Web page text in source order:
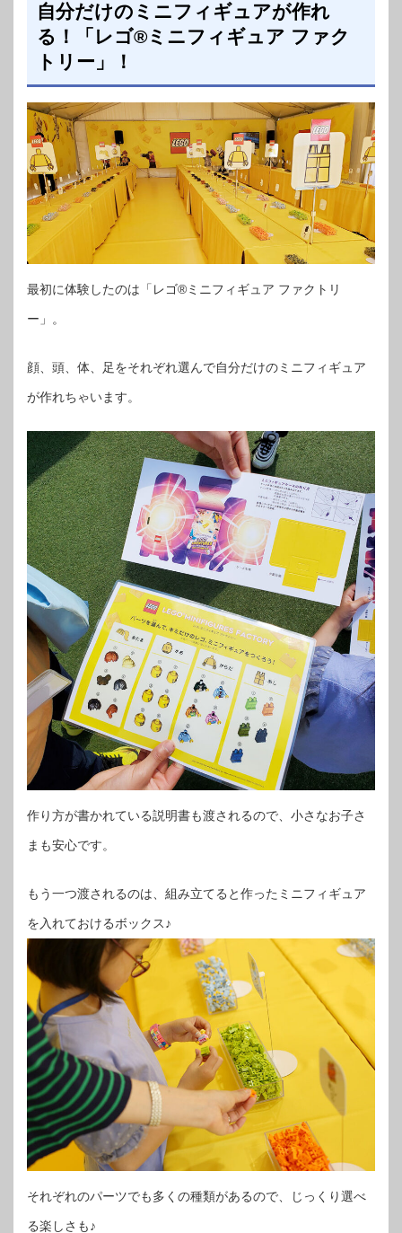
自分だけのミニフィギュアが作れ
る！「レゴ®ミニフィギュア ファク
トリー」！
最初に体験したのは「レゴ®ミニフィギュア ファクトリ
ー」。
顔、頭、体、足をそれぞれ選んで自分だけのミニフィギュア
が作れちゃいます。
作り方が書かれている説明書も渡されるので、小さなお子さ
まも安心です。
もう一つ渡されるのは、組み立てると作ったミニフィギュア
を入れておけるボックス♪
それぞれのパーツでも多くの種類があるので、じっくり選べ
る楽しさも♪